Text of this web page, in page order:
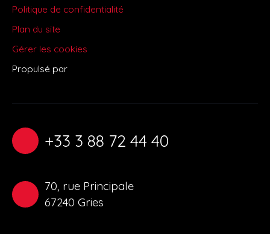
Politique de confidentialité
Plan du site
Gérer les cookies
Propulsé par
+33 3 88 72 44 40
70, rue Principale
67240 Gries